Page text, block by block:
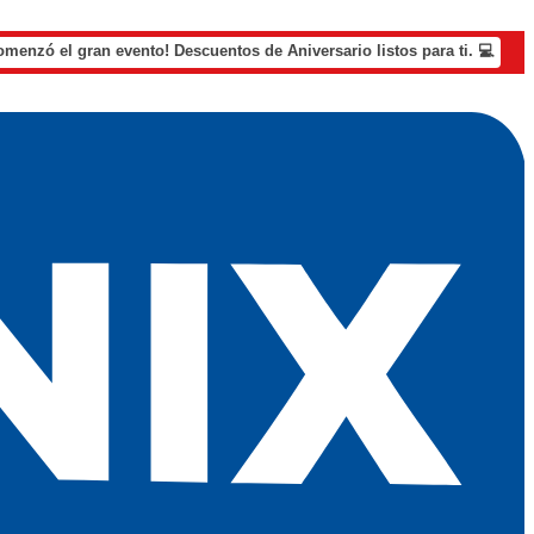
el gran evento! Descuentos de Aniversario listos para ti. 💻